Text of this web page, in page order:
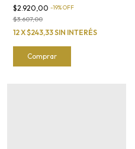
$2.920,00 -19%OFF
$3.607,00
12X$243,33SIN INTERÉS